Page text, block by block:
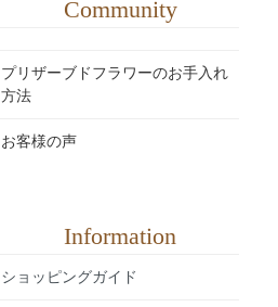
Community
プリザーブドフラワーのお手入れ
方法
お客様の声
Information
ショッピングガイド